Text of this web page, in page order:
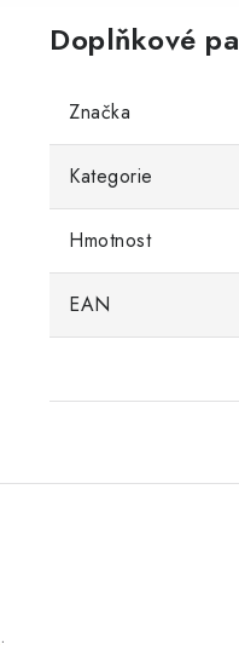
Doplňkové
Značka
Kategorie
Hmotnost
EAN
.